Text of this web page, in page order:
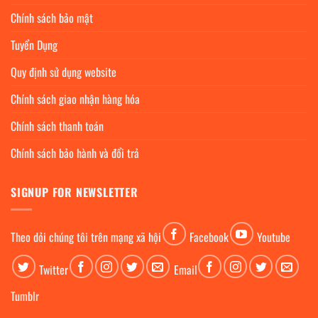
Chính sách bảo mật
Tuyển Dụng
Quy định sử dụng website
Chính sách giao nhận hàng hóa
Chính sách thanh toán
Chính sách bảo hành và đổi trả
SIGNUP FOR NEWSLETTER
Theo dỏi chúng tôi trên mạng xã hội Facebook
Youtube
Twitter
Email
Tumblr